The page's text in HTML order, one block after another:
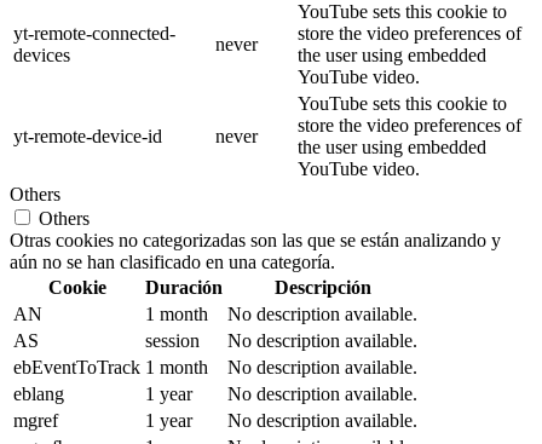
yt-remote-connected-
devices
never
YouTube sets this cookie to
store the video preferences of
the user using embedded
YouTube video.
yt-remote-device-id never
YouTube sets this cookie to
store the video preferences of
the user using embedded
YouTube video.
Others
Others
Otras cookies no categorizadas son las que se están analizando y
aún no se han clasificado en una categoría.
Cookie
Duración
Descripción
AN
1 month
No description available.
AS
session
No description available.
ebEventToTrack 1 month
No description available.
eblang
1 year
No description available.
mgref
1 year
No description available.